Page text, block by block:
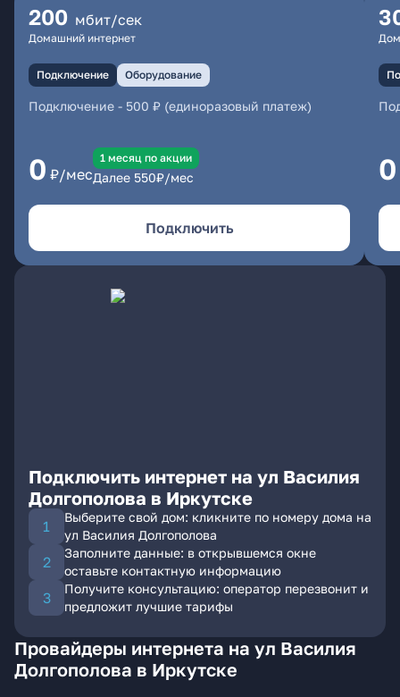
200 мбит/сек
Домашний интернет
Подключение Оборудование
Подключение - 500 ₽ (единоразовый платеж)
0 ₽/мес
1 месяц по акции
Далее 550₽/мес
Подключить
0
Подключить интернет на ул Василия
Долгополова в Иркутске
Выберите свой дом: кликните по номеру дома на
ул Василия Долгополова
Заполните данные: в открывшемся окне
оставьте контактную информацию
Получите консультацию: оператор перезвонит и
предложит лучшие тарифы
Провайдеры интернета на ул Василия
Долгополова в Иркутске